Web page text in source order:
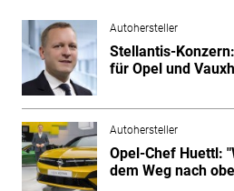
Autohersteller
Stellantis-
für Opel und
Autohersteller
Opel-Chef Huettl:
dem Weg nach